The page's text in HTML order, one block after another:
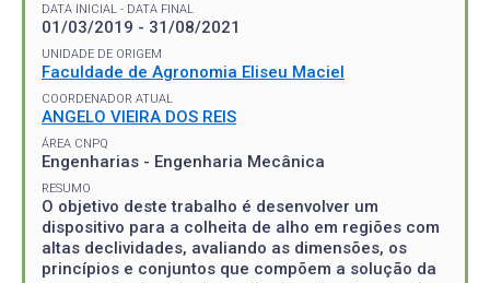
DATA INICIAL - DATA FINAL
01/03/2019 - 31/08/2021
UNIDADE DE ORIGEM
Faculdade de Agronomia Eliseu Maciel
COORDENADOR ATUAL
ANGELO VIEIRA DOS REIS
ÁREA CNPQ
Engenharias - Engenharia Mecânica
RESUMO
O objetivo deste trabalho é desenvolver um
dispositivo para a colheita de alho em regiões com
altas declividades, avaliando as dimensões, os
princípios e conjuntos que compõem a solução da